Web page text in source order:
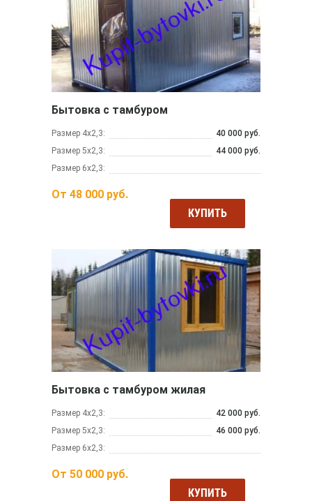
Бытовка с тамбуром
Размер 4х2,3:
40 000 руб.
Размер 5х2,3:
44 000 руб.
Размер 6х2,3:
От 48 000 руб.
КУПИТЬ
Бытовка с тамбуром жилая
Размер 4х2,3:
42 000 руб.
Размер 5х2,3:
46 000 руб.
Размер 6х2,3:
От 50 000 руб.
КУПИТЬ